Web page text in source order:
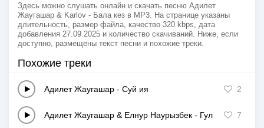
Здесь можно слушать онлайн и скачать песню Адилет
Жаугашар & Karlov - Бала кез в MP3. На странице указаны
длительность, размер файла, качество 320 kbps, дата
добавления 27.09.2025 и количество скачиваний. Ниже, если
доступно, размещены текст песни и похожие треки.
Похожие треки
Адилет Жаугашар - Суй ия 2
Адилет Жаугашар & Елнур Наурызбек - Гул ап барам
7